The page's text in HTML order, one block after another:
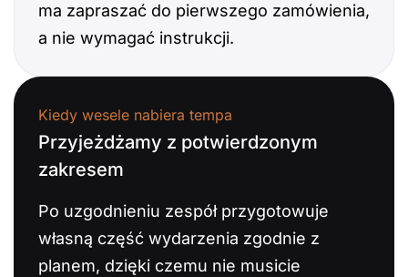
ma zapraszać do pierwszego zamówienia,
a nie wymagać instrukcji.
Kiedy wesele nabiera tempa
Przyjeżdżamy z potwierdzonym
zakresem
Po uzgodnieniu zespół przygotowuje
własną część wydarzenia zgodnie z
planem, dzięki czemu nie musicie